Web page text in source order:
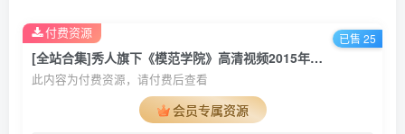
[全站合集]秀人旗下《模范学院》高清视频2015年至2019年全44套
此内容为付费资源，请付费后查看
会员专属资源
付费资源 已售 25